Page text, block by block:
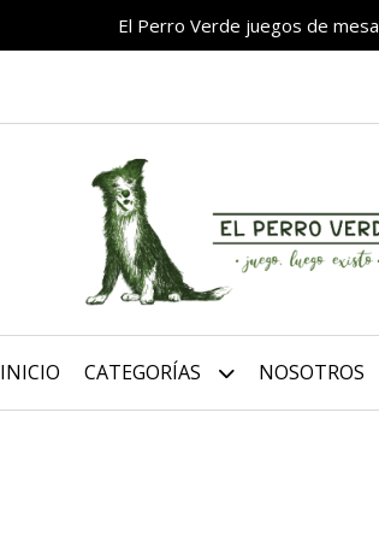
El Perro Verde juegos de mesa
INICIO CATEGORÍAS NOSOTROS